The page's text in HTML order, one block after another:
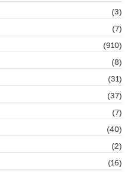
(3)
(7)
(910)
(8)
(31)
(37)
(7)
(40)
(2)
(16)